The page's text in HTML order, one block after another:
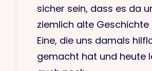
sicher sein, dass es da
ziemlich alte Geschichte
Eine, die uns damals
gemacht hat und heute